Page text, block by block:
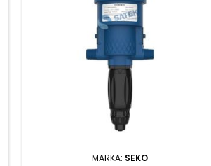
MARKA: SEKO